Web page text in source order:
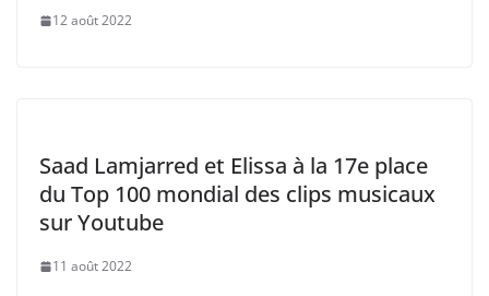
12 août 2022
Saad Lamjarred et Elissa à la 17e place
du Top 100 mondial des clips musicaux
sur Youtube
11 août 2022